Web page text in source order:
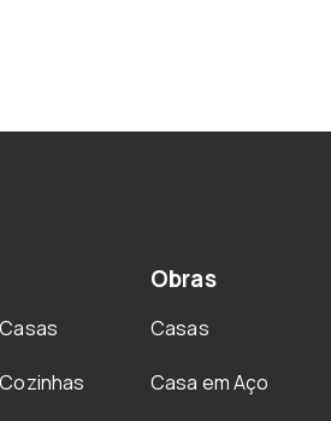
Obras
Casas
Casa em Aço